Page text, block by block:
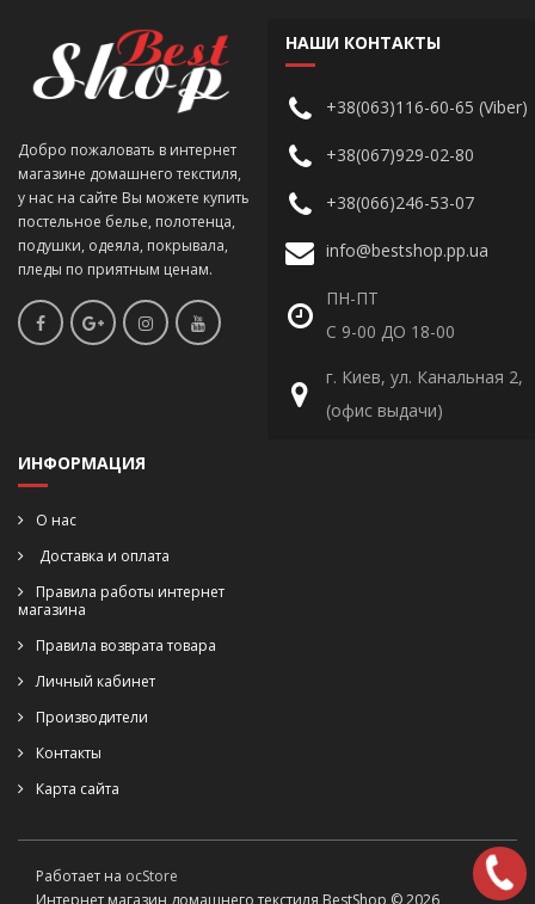
Добро пожаловать в интернет
магазине домашнего текстиля,
у нас на сайте Вы можете купить
постельное белье, полотенца,
подушки, одеяла, покрывала,
пледы по приятным ценам.
НАШИ КОНТАКТЫ
+38(063)116-60-65 (Viber)
+38(067)929-02-80
+38(066)246-53-07
info@bestshop.pp.ua
ПН-ПТ
С 9-00 ДО 18-00
г. Киев, ул. Канальная 2,
(офис выдачи)
ИНФОРМАЦИЯ
О нас
Доставка и оплата
Правила работы интернет
магазина
Правила возврата товара
Личный кабинет
Производители
Контакты
Карта сайта
Работает на ocStore
Интернет магазин домашнего текстиля BestShop © 2026